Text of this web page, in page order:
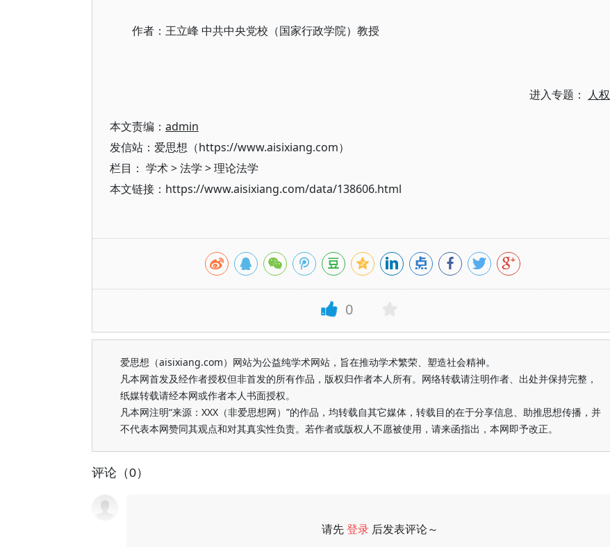
作者：王立峰 中共中央党校（国家行政学院）教授
进入专题： 人权
本文责编： admin
发信站：爱思想（https://www.aisixiang.com）
栏目： 学术>法学 >理论法学
本文链接：https://www.aisixiang.com/data/138606.html
0
爱思想（aisixiang.com）网站为公益纯学术网站，旨在推动学术繁荣、塑造社会精神。
凡本网首发及经作者授权但非首发的所有作品，版权归作者本人所有。网络转载请注明作者、出处并保持完整，
纸媒转载请经本网或作者本人书面授权。
凡本网注明“来源：XXX（非爱思想网）”的作品，均转载自其它媒体，转载目的在于分享信息、助推思想传播，并
不代表本网赞同其观点和对其真实性负责。若作者或版权人不愿被使用，请来函指出，本网即予改正。
评论（0）
请先登录 后发表评论～